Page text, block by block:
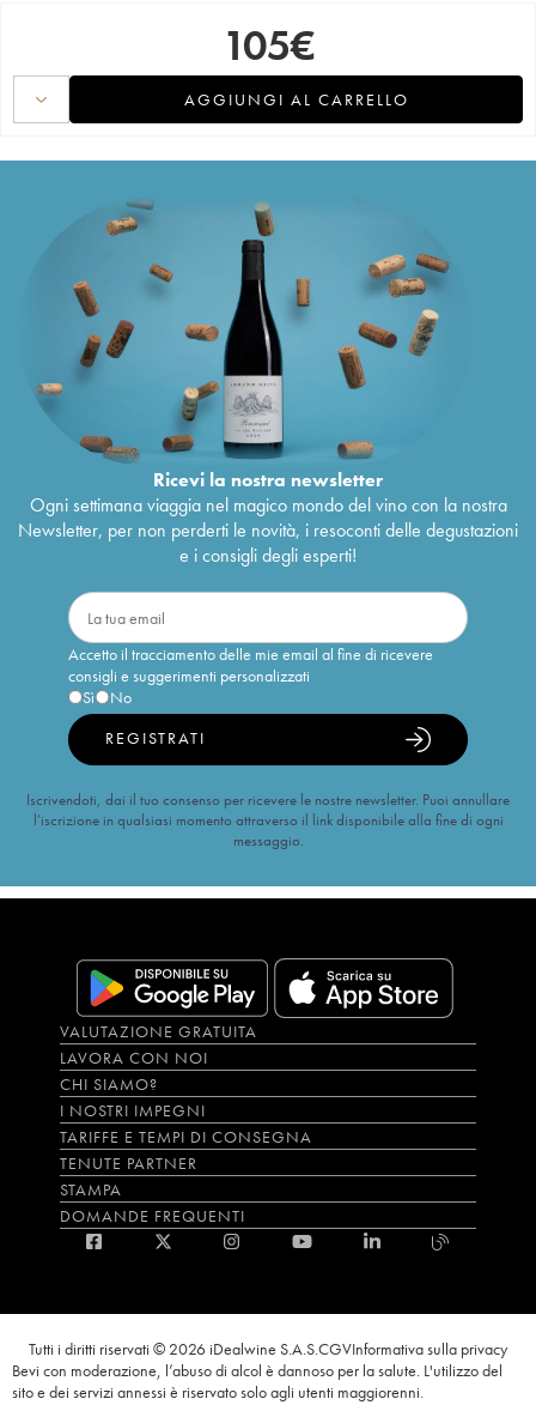
105€
AGGIUNGI AL CARRELLO
Ricevi la nostra newsletter
Ogni settimana viaggia nel magico mondo del vino con la nostra
Newsletter, per non perderti le novità, i resoconti delle degustazioni
e i consigli degli esperti!
Accetto il tracciamento delle mie email al fine di ricevere
consigli e suggerimenti personalizzati
Sì
No
REGISTRATI
Iscrivendoti, dai il tuo consenso per ricevere le nostre newsletter. Puoi annullare
l’iscrizione in qualsiasi momento attraverso il link disponibile alla fine di ogni
messaggio.
VALUTAZIONE GRATUITA
LAVORA CON NOI
CHI SIAMO?
I NOSTRI IMPEGNI
TARIFFE E TEMPI DI CONSEGNA
TENUTE PARTNER
STAMPA
DOMANDE FREQUENTI
Tutti i diritti riservati © 2026 iDealwine S.A.S.CGVInformativa sulla privacy
Bevi con moderazione, l’abuso di alcol è dannoso per la salute. L'utilizzo del
sito e dei servizi annessi è riservato solo agli utenti maggiorenni.